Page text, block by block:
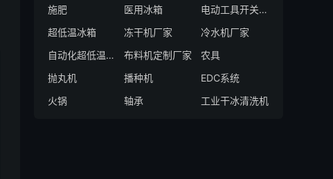
施肥
医用冰箱
电动工具开关厂家
超低温冰箱
冻干机厂家
冷水机厂家
自动化超低温存储系统厂家
布料机定制厂家
农具
抛丸机
播种机
EDC系统
火锅
轴承 工业干冰清洗机